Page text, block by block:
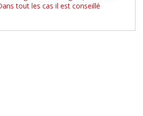
tout les cas il est conseillé